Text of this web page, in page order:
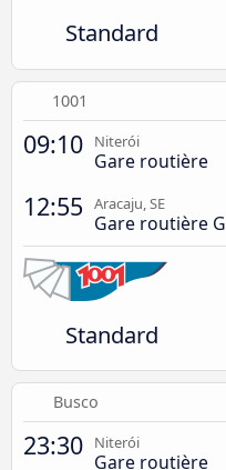
Standard
1001
09:10 Niterói
Gare routière
12:55 Aracaju, SE
Gare routière
Standard
Busco
23:30 Niterói
Gare routière